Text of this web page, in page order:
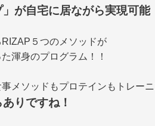
」が自宅に居ながら実現可能
５つのメソッドが
渾身のプログラム！！
メソッドもプロテインもトレー
りですね！